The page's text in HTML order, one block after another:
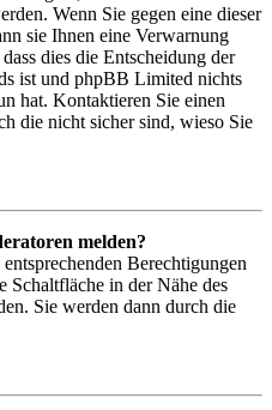
Wenn Sie gegen eine dieser
sie Ihnen eine Verwarnung
dies die Entscheidung der
ist und phpBB Limited nichts
hat. Kontaktieren Sie einen
die nicht sicher sind, wieso Sie
melden?
Berechtigungen
Schaltfläche in der Nähe des
Sie werden dann durch die